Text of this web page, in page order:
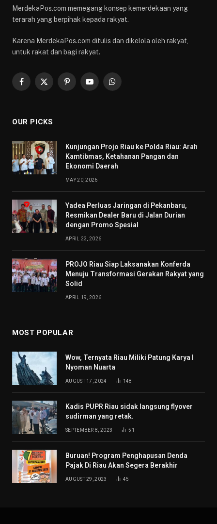
MerdekaPos.com memegang konsep kemerdekaan yang
terarah yang berpihak kepada rakyat.
Karena MerdekaPos.com ditulis dan dikelola oleh rakyat,
untuk rakat dan bagi rakyat.
Facebook
X
PinterestYouTubeWhatsApp
OUR PICKS
Kunjungan Projo Riau ke Polda Riau: Arah
Kamtibmas, Ketahanan Pangan dan
Ekonomi Daerah
MAY 20, 2026
Yadea Perluas Jaringan di Pekanbaru,
Resmikan Dealer Baru di Jalan Durian
dengan Promo Spesial
APRIL 23, 2026
PROJO Riau Siap Laksanakan Konferda
Menuju Transformasi Gerakan Rakyat yang
Solid
APRIL 19, 2026
MOST POPULAR
Wow, Ternyata Riau Miliki Patung Karya I
Nyoman Nuarta
AUGUST 17, 2024 148
Kadis PUPR Riau sidak langsung flyover
sudirman yang retak.
SEPTEMBER 8, 2023 51
Buruan! Program Penghapusan Denda
Pajak Di Riau Akan Segera Berakhir
AUGUST 29, 2023 45